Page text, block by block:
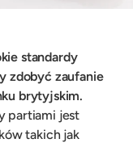
standardy
zdobyć zaufanie
brytyjskim.
partiami jest
takich jak